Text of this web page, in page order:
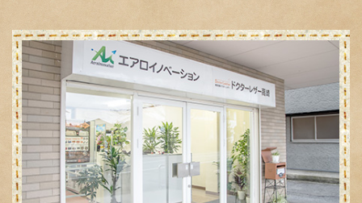
2019年1月(6)
2018年12月 (2)
2018年11月 (2)
2018年10月
2018年9月
2018年8月